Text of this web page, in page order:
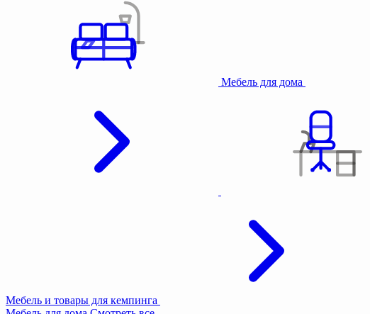
Мебель для дома
Мебель и товары для кемпинга